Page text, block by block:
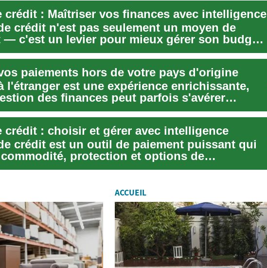
crédit : Maîtriser vos finances avec intelligence
crédit n'est pas seulement un moyen de
— c'est un levier pour mieux gérer son budget,
...
paiements hors de votre pays d'origine
l'étranger est une expérience enrichissante,
des finances peut parfois s'avérer
L...
crédit : choisir et gérer avec intelligence
crédit est un outil de paiement puissant qui
protection et options de
Ce ...
ACCUEIL